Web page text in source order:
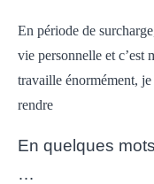
En période de
vie personnelle et c’est
travaille énormément,
rendre
En quelques
…